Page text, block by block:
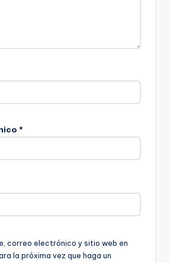
*
correo electrónico y sitio web en
la próxima vez que haga un